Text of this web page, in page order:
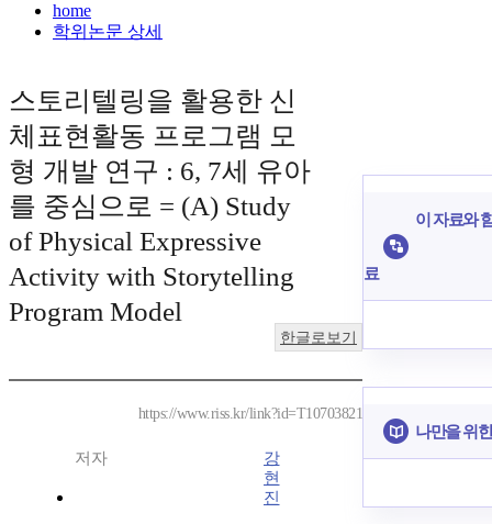
home
학위논문 상세
스토리텔링을 활용한 신
체표현활동 프로그램 모
형 개발 연구 : 6, 7세 유아
를 중심으로 = (A) Study
of Physical Expressive
Activity with Storytelling
Program Model
한글로보기
https://www.riss.kr/link?id=T10703821
저자
강
현
진
이 자료와
료
나만을 위